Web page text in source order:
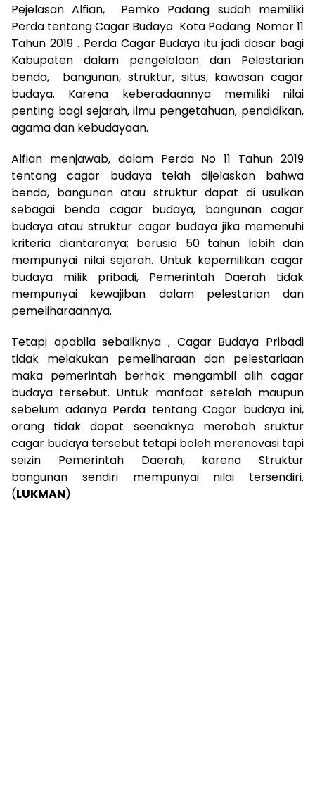
Pejelasan Alfian, Pemko Padang sudah memiliki
Perda tentang Cagar Budaya Kota Padang Nomor 11
Tahun 2019 . Perda Cagar Budaya itu jadi dasar bagi
Kabupaten dalam pengelolaan dan Pelestarian
benda, bangunan, struktur, situs, kawasan cagar
budaya. Karena keberadaannya memiliki nilai
penting bagi sejarah, ilmu pengetahuan, pendidikan,
agama dan kebudayaan.
Alfian menjawab, dalam Perda No 11 Tahun 2019
tentang cagar budaya telah dijelaskan bahwa
benda, bangunan atau struktur dapat di usulkan
sebagai benda cagar budaya, bangunan cagar
budaya atau struktur cagar budaya jika memenuhi
kriteria diantaranya; berusia 50 tahun lebih dan
mempunyai nilai sejarah. Untuk kepemilikan cagar
budaya milik pribadi, Pemerintah Daerah tidak
mempunyai kewajiban dalam pelestarian dan
pemeliharaannya.
Tetapi apabila sebaliknya , Cagar Budaya Pribadi
tidak melakukan pemeliharaan dan pelestariaan
maka pemerintah berhak mengambil alih cagar
budaya tersebut. Untuk manfaat setelah maupun
sebelum adanya Perda tentang Cagar budaya ini,
orang tidak dapat seenaknya merobah sruktur
cagar budaya tersebut tetapi boleh merenovasi tapi
seizin Pemerintah Daerah, karena Struktur
bangunan sendiri mempunyai nilai tersendiri.
(LUKMAN)